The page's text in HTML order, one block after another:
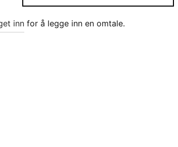
inn for å legge inn en omtale.